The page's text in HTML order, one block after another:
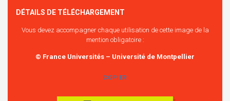
DÉTAILS DE TÉLÉCHARGEMENT
Vous devez accompagner chaque utilisation de cette image de la
mention obligatoire :
© France Universités – Université de Montpellier
COPIER